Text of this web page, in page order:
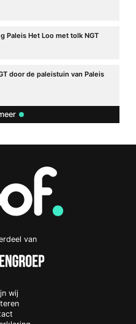
Paleis Het Loo met tolk NGT
door de paleistuin van Paleis
van
wij